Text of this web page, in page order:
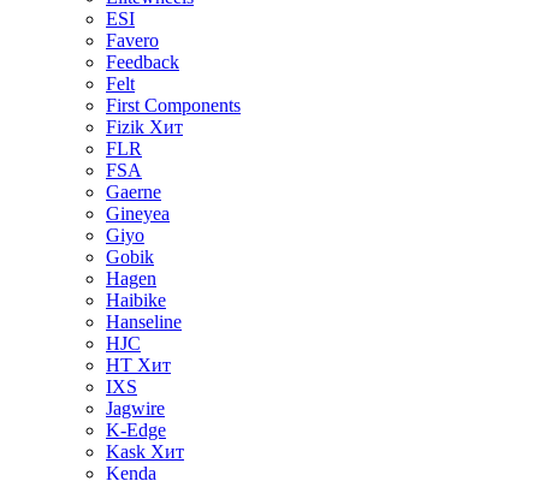
ESI
Favero
Feedback
Felt
First Components
Fizik Хит
FLR
FSA
Gaerne
Gineyea
Giyo
Gobik
Hagen
Haibike
Hanseline
HJC
HT Хит
IXS
Jagwire
K-Edge
Kask Хит
Kenda